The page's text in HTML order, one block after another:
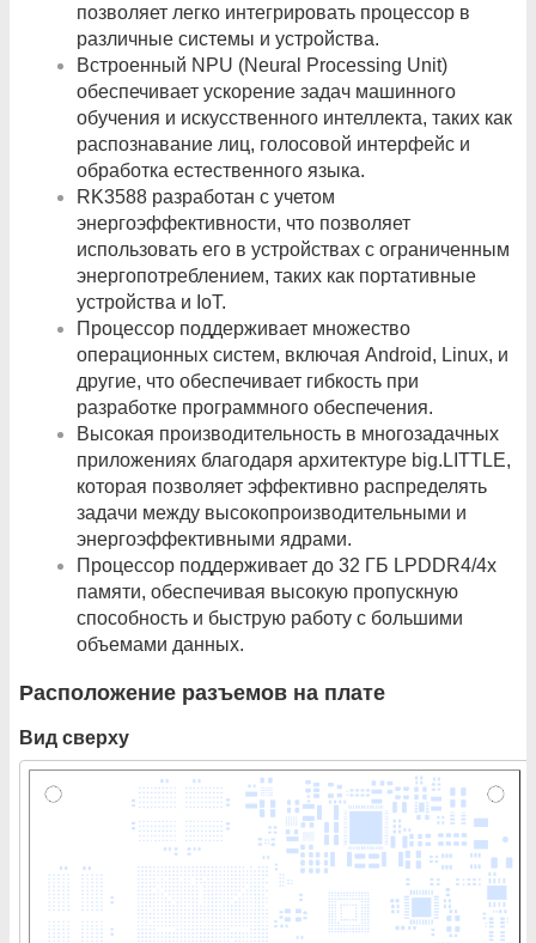
позволяет легко интегрировать процессор в
различные системы и устройства.
Встроенный NPU (Neural Processing Unit)
обеспечивает ускорение задач машинного
обучения и искусственного интеллекта, таких как
распознавание лиц, голосовой интерфейс и
обработка естественного языка.
RK3588 разработан с учетом
энергоэффективности, что позволяет
использовать его в устройствах с ограниченным
энергопотреблением, таких как портативные
устройства и IoT.
Процессор поддерживает множество
операционных систем, включая Android, Linux, и
другие, что обеспечивает гибкость при
разработке программного обеспечения.
Высокая производительность в многозадачных
приложениях благодаря архитектуре big.LITTLE,
которая позволяет эффективно распределять
задачи между высокопроизводительными и
энергоэффективными ядрами.
Процессор поддерживает до 32 ГБ LPDDR4/4x
памяти, обеспечивая высокую пропускную
способность и быструю работу с большими
объемами данных.
Расположение разъемов на плате
Вид сверху